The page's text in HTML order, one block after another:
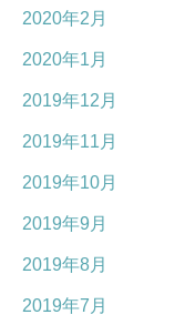
2020年2月
2020年1月
2019年12月
2019年11月
2019年10月
2019年9月
2019年8月
2019年7月